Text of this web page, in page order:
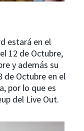
estará en el
12 de Octubre,
y además su
de Octubre en el
por lo que es
del Live Out.